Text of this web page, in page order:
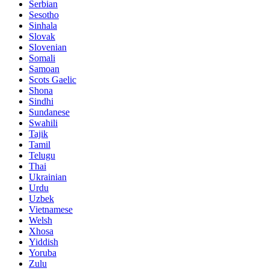
Serbian
Sesotho
Sinhala
Slovak
Slovenian
Somali
Samoan
Scots Gaelic
Shona
Sindhi
Sundanese
Swahili
Tajik
Tamil
Telugu
Thai
Ukrainian
Urdu
Uzbek
Vietnamese
Welsh
Xhosa
Yiddish
Yoruba
Zulu